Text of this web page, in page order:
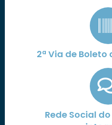
2ª Via de
Rede Social